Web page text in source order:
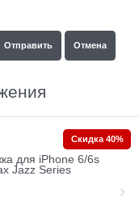
для iPhone 6/6s
Jazz Series
Скидка 40%